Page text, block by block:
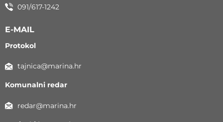
091/617-1242
E-MAIL
Protokol
tajnica@marina.hr
Komunalni redar
redar@marina.hr